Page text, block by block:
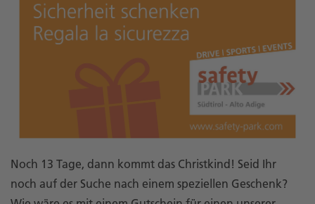
Noch 13 Tage, dann kommt das Christkind! Seid Ihr
noch auf der Suche nach einem speziellen Geschenk?